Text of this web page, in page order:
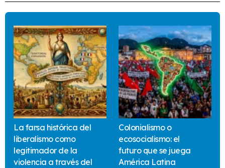
La farsa histórica del
liberalismo como
legitimador de la
violencia a través del
Colonialismo o
ecosocialismo: el
futuro que se juega
América Latina